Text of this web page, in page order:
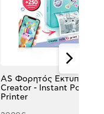
AS Φορητός Εκτυπωτής
Creator - Instant Pocket
Printer